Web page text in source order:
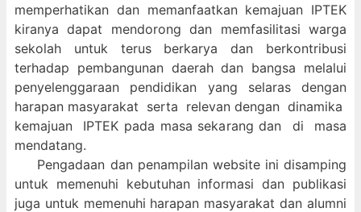
memperhatikan dan memanfaatkan kemajuan IPTEK
kiranya dapat mendorong dan memfasilitasi warga
sekolah untuk terus berkarya dan berkontribusi
terhadap pembangunan daerah dan bangsa melalui
penyelenggaraan pendidikan yang selaras dengan
harapan masyarakat serta relevan dengan dinamika
kemajuan IPTEK pada masa sekarang dan di masa
mendatang.
Pengadaan dan penampilan website ini disamping
untuk memenuhi kebutuhan informasi dan publikasi
juga untuk memenuhi harapan masyarakat dan alumni